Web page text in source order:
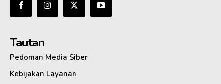
Tautan
Pedoman Media Siber
Kebijakan Layanan